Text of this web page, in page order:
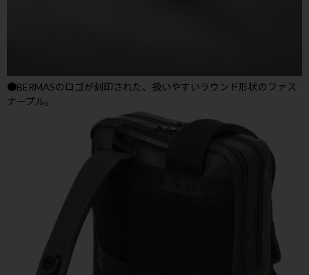
●BERMASのロゴが刻印された、扱いやすいラウンド形状のファス
ナープル。